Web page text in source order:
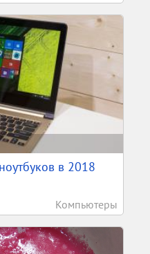
в 2018
Компьютеры